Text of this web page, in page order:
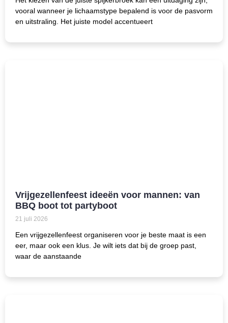
vooral wanneer je lichaamstype bepalend is voor de pasvorm
en uitstraling. Het juiste model accentueert
Vrijgezellenfeest ideeën voor mannen: van
BBQ boot tot partyboot
21 juli 2026
Een vrijgezellenfeest organiseren voor je beste maat is een
eer, maar ook een klus. Je wilt iets dat bij de groep past,
waar de aanstaande